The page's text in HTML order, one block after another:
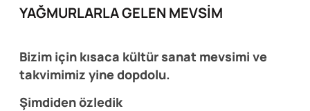
YAĞMURLARLA GELEN MEVSİM
Bizim için kısaca kültür sanat mevsimi ve
takvimimiz yine dopdolu.
Şimdiden özledik